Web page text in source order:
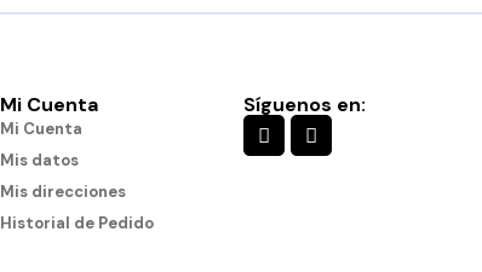
Mi Cuenta
Mi Cuenta
Mis datos
Mis direcciones
Historial de Pedido
Síguenos en: